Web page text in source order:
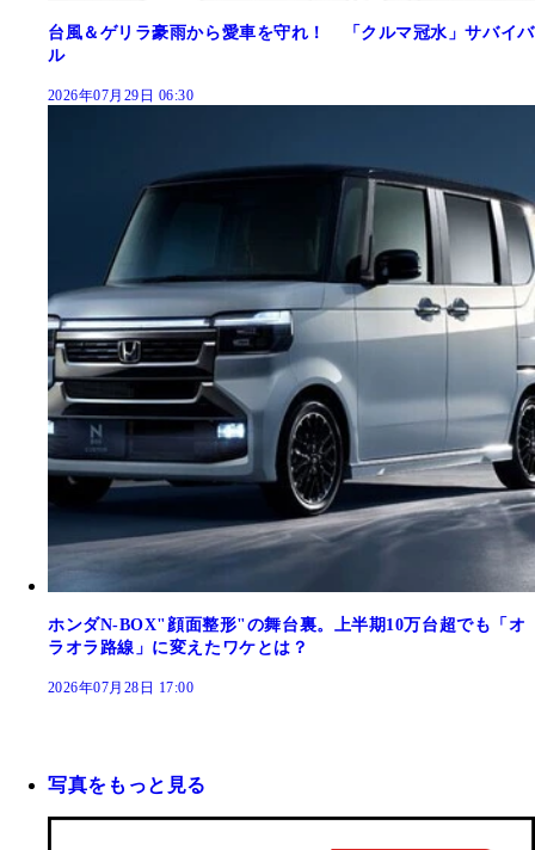
台風＆ゲリラ豪雨から愛車を守れ！ 「クルマ冠水」サバイバ
ル
2026年07月29日 06:30
ホンダN-BOX"顔面整形"の舞台裏。上半期10万台超でも「オ
ラオラ路線」に変えたワケとは？
2026年07月28日 17:00
写真をもっと見る